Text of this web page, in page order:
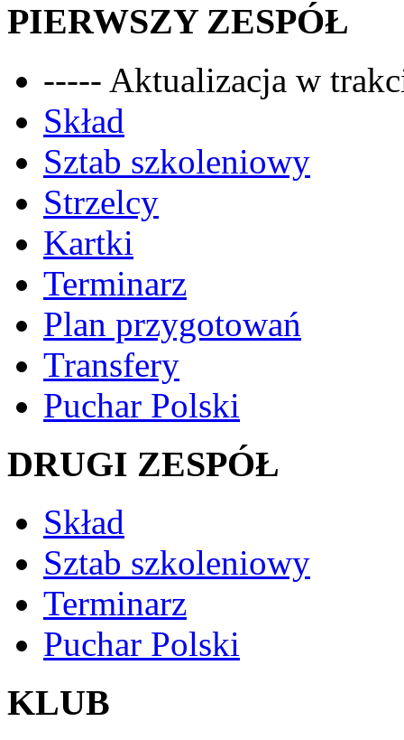
PIERWSZY ZESPÓŁ
----- Aktualizacja w
Skład
Sztab szkoleniowy
Strzelcy
Kartki
Terminarz
Plan przygotowań
Transfery
Puchar Polski
DRUGI ZESPÓŁ
Skład
Sztab szkoleniowy
Terminarz
Puchar Polski
KLUB